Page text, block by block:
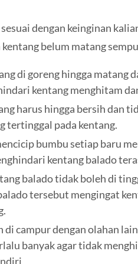
dengan keinginan
belum matang
di goreng hingga matang
kentang menghitam
harus hingga bersih dan
tertinggal pada kentang.
bumbu setiap baru
kentang balado
balado tidak boleh di
tersebut mengingat
di campur dengan olahan
banyak agar tidak